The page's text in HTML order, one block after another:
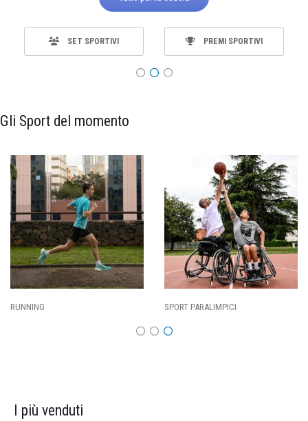
SET SPORTIVI PREMI SPORTIVI
Gli Sport del momento
PARALIMPICI CALCIO
I più venduti